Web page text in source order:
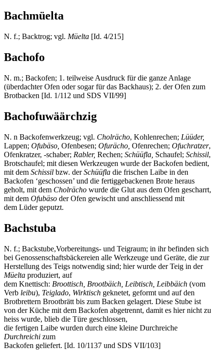
Bachmüelta
N. f.; Backtrog; vgl. Müelta [Id. 4/215]
Bachofo
N. m.; Backofen; 1. teilweise Ausdruck für die ganze Anlage
(überdachter Ofen oder sogar für das Backhaus); 2. der Ofen zum
Brotbacken [Id. 1/112 und SDS VII/99]
Bachofuwäärchzig
N. n Backofenwerkzeug; vgl. Cholrächo, Kohlenrechen; Lüüder,
Lappen; Ofubäso, Ofenbesen; Ofurächo, Ofenrechen; Ofuchratzer,
Ofenkratzer, -schaber; Rabler, Rechen; Schüüfla, Schaufel; Schissil,
Brotschaufel; mit diesen Werkzeugen wurde der Backofen bedient,
mit dem Schissil bzw. derSchüüfla die frischen Laibe in den
Backofen ‘geschossen’ und die fertiggebackenen Brote heraus
geholt, mit dem Cholrächo wurde die Glut aus dem Ofen gescharrt,
mit dem Ofubäso der Ofen gewischt und anschliessend mit
dem Lüder geputzt.
Bachstuba
N. f.; Backstube,Vorbereitungs- und Teigraum; in ihr befinden sich
bei Genossenschaftsbäckereien alle Werkzeuge und Geräte, die zur
Herstellung des Teigs notwendig sind; hier wurde der Teig in der
Müelta produziert, auf
dem Knettisch: Broottisch, Brootbäich, Leibtisch, Leibbäich (vom
Verb leibu), Teiglado, Wirktisch geknetet, geformt und auf den
Brotbrettern Brootbrätt bis zum Backen gelagert. Diese Stube ist
von der Küche mit dem Backofen abgetrennt, damit es hier nicht zu
heiss wurde, blieb die Türe geschlossen,
die fertigen Laibe wurden durch eine kleine Durchreiche
Durchreichi zum
Backofen geliefert. [Id. 10/1137 und SDS VII/103]